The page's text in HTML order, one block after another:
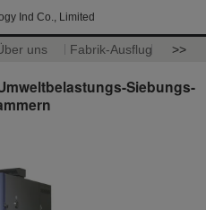
Ind Co., Limited
uns Fabrik-Ausflug >>
Siebungs-